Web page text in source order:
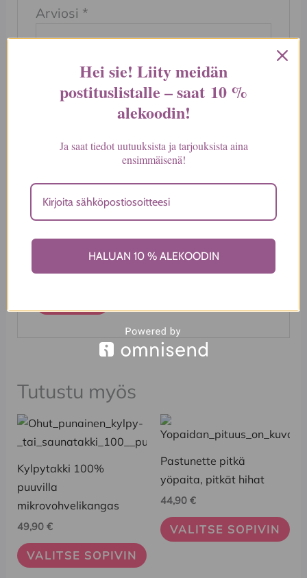
Arviosi *
Nimi*
sivustoni tähän selaimeen seuraavaa
kommentointikertaa varten.
Tutustu myös
Kylpytakki 100%
puuvilla
mikrovohvelikangas
49,90 €
VALITSE SOPIVIN
Tällä
tuotteella
useampi
muunnelma.
tehdä
valinnat
tuotteen
Pastunette pitkä
yöpaita, pitkät hihat
44,90 €
VALITSE SOPIVIN
Tällä
tuotteella
on
useampi
muunnelma.
Voit
tehdä
Hei sie! Liity meidän
postituslistalle – saat 10 %
alekoodin!
Ja saat tiedot uutuuksista ja tarjouksista aina
ensimmäisenä!
HALUAN 10 % ALEKOODIN